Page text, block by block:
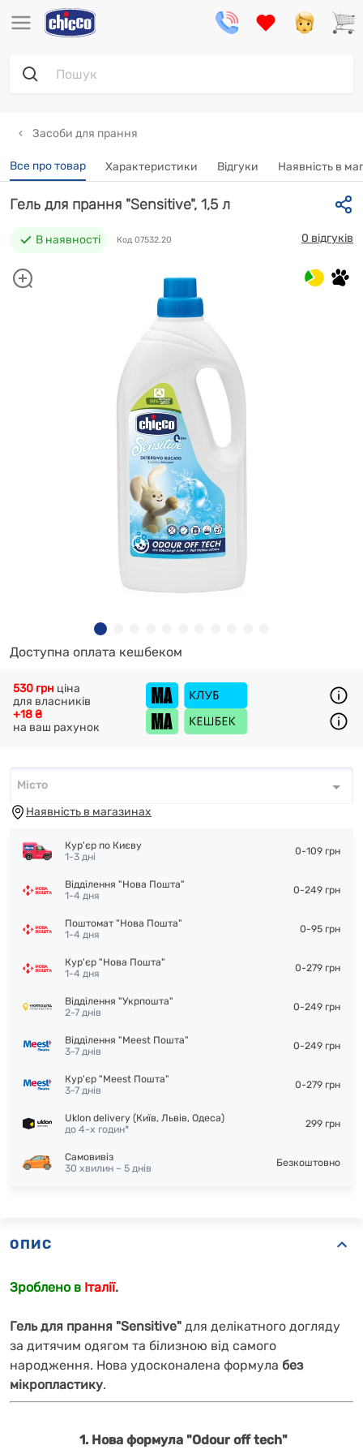
Засоби для прання
Все про товар Характеристики Відгуки Наявність в
Гель для прання "Sensitive", 1,5 л
В наявності Код 07532.20 0 відгуків
Доступна оплата кешбеком
+18 ₴
на ваш рахунок
530 грн ціна
для власників
Місто*
Місто
Наявність в магазинах
Кур'єр по Києву
1-3 дні
0-109 грн
Відділення "Нова Пошта"
1-4 дня
0-249 грн
Поштомат "Нова Пошта"
1-4 дня
0-95 грн
Кур'єр "Нова Пошта"
1-4 дня
0-279 грн
Відділення "Укрпошта"
2-7 днів
0-249 грн
Відділення "Meest Пошта"
3-7 днів
0-249 грн
Кур'єр "Meest Пошта"
3-7 днів
0-279 грн
Uklon delivery (Київ, Львів, Одеса)
до 4-х годин*
299 грн
Самовивіз
30 хвилин – 5 днів
Безкоштовно
ОПИС
Зроблено в Італії.
Гель для прання "Sensitive" для делікатного догляду
за дитячим одягом та білизною від самого
народження. Нова удосконалена формула без
мікропластику.
1. Нова формула "Odour off tech"